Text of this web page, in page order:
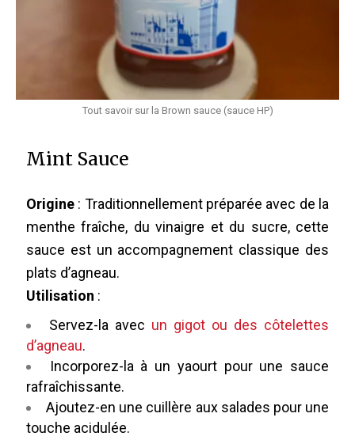
Tout savoir sur la Brown sauce (sauce HP)
Mint Sauce
Origine : Traditionnellement préparée avec de la
menthe fraîche, du vinaigre et du sucre, cette
sauce est un accompagnement classique des
plats d’agneau.
Utilisation :
Servez-la avec un gigot ou des côtelettes
d’agneau.
Incorporez-la à un yaourt pour une sauce
rafraîchissante.
Ajoutez-en une cuillère aux salades pour une
touche acidulée.